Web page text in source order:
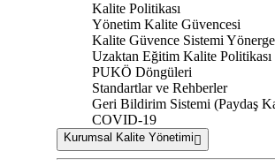
Kalite Politikası
Yönetim Kalite Güvencesi
Kalite Güvence Sistemi
Uzaktan Eğitim Kalite Politikası
PUKÖ Döngüleri
Standartlar ve Rehberler
Geri Bildirim Sistemi (Paydaş
COVID-19
Kurumsal Kalite Yönetimi